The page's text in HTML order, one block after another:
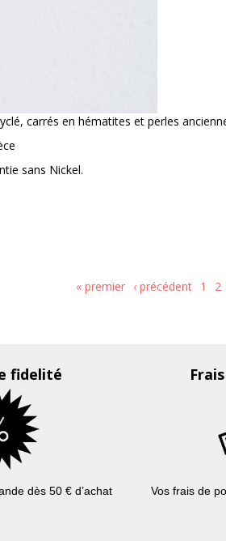
carrés en hématites et perles
sans Nickel.
« premier ‹ précédent 1 2
fidelité
dès50 € d’achat Vos fraisde